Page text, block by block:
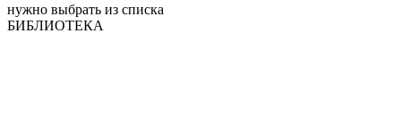
нужно выбрать из списка
БИБЛИОТЕКА